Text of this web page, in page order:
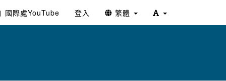
國際處YouTube 登入 繁體